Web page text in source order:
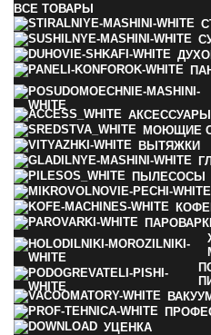
ВСЕ ТОВАРЫ
АКСЕССУАРЫ
МОЮЩИЕ
ВЫТЯЖКИ
ПЫЛЕСОСЫ
УЦЕНКА